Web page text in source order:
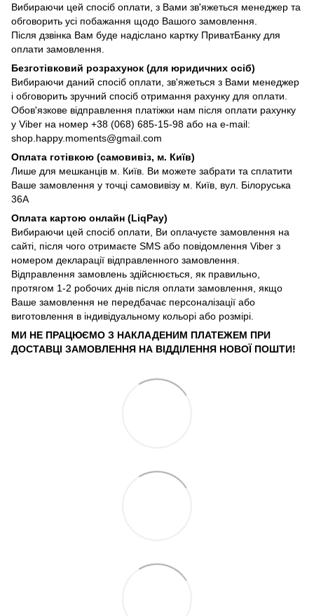
Вибираючи цей спосіб оплати, з Вами зв'яжеться менеджер та
обговорить усі побажання щодо Вашого замовлення.
Після дзвінка Вам буде надіслано картку ПриватБанку для
оплати замовлення.
Безготівковий розрахунок (для юридичних осіб)
Вибираючи даний спосіб оплати, зв'яжеться з Вами менеджер
і обговорить зручний спосіб отримання рахунку для оплати.
Обов'язкове відправлення платіжки нам після оплати рахунку
у Viber на номер +38 (068) 685-15-98 або на e-mail:
shop.happy.moments@gmail.com
Оплата готівкою (самовивіз, м. Київ)
Лише для мешканців м. Київ. Ви можете забрати та сплатити
Ваше замовлення у точці самовивізу м. Київ, вул. Білоруська
36А
Оплата картою онлайн (LiqPay)
Вибираючи цей спосіб оплати, Ви оплачуєте замовлення на
сайті, після чого отримаєте SMS або повідомлення Viber з
номером декларації відправленного замовлення.
Відправлення замовлень здійснюється, як правильно,
протягом 1-2 робочих днів після оплати замовлення, якщо
Ваше замовлення не передбачає персоналізації або
виготовлення в індивідуальному кольорі або розмірі.
МИ НЕ ПРАЦЮЄМО З НАКЛАДЕНИМ ПЛАТЕЖЕМ ПРИ
ДОСТАВЦІ ЗАМОВЛЕННЯ НА ВІДДІЛЕННЯ НОВОЇ ПОШТИ!